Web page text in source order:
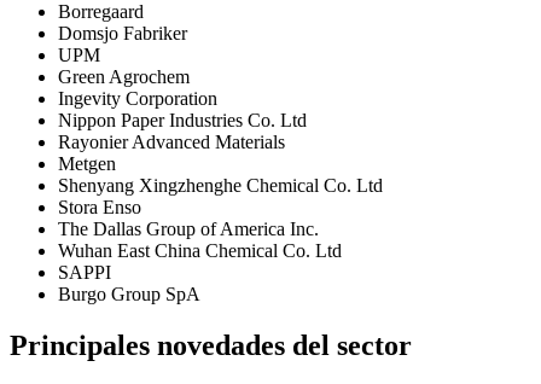
Borregaard
Domsjo Fabriker
UPM
Green Agrochem
Ingevity Corporation
Nippon Paper Industries Co. Ltd
Rayonier Advanced Materials
Metgen
Shenyang Xingzhenghe Chemical Co. Ltd
Stora Enso
The Dallas Group of America Inc.
Wuhan East China Chemical Co. Ltd
SAPPI
Burgo Group SpA
Principales novedades del sector